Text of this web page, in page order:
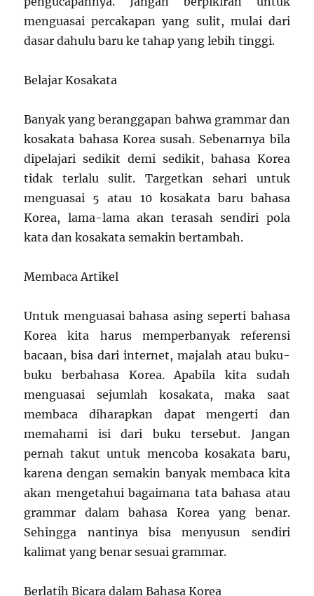
menguasai percakapan yang sulit, mulai dari
dasar dahulu baru ke tahap yang lebih tinggi.
Belajar Kosakata
Banyak yang beranggapan bahwa grammar dan
kosakata bahasa Korea susah. Sebenarnya bila
dipelajari sedikit demi sedikit, bahasa Korea
tidak terlalu sulit. Targetkan sehari untuk
menguasai 5 atau 10 kosakata baru bahasa
Korea, lama-lama akan terasah sendiri pola
kata dan kosakata semakin bertambah.
Membaca Artikel
Untuk menguasai bahasa asing seperti bahasa
Korea kita harus memperbanyak referensi
bacaan, bisa dari internet, majalah atau buku-
buku berbahasa Korea. Apabila kita sudah
menguasai sejumlah kosakata, maka saat
membaca diharapkan dapat mengerti dan
memahami isi dari buku tersebut. Jangan
pernah takut untuk mencoba kosakata baru,
karena dengan semakin banyak membaca kita
akan mengetahui bagaimana tata bahasa atau
grammar dalam bahasa Korea yang benar.
Sehingga nantinya bisa menyusun sendiri
kalimat yang benar sesuai grammar.
Berlatih Bicara dalam Bahasa Korea